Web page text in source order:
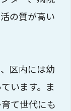
の質が高い
区内には幼
います。ま
て世代にも